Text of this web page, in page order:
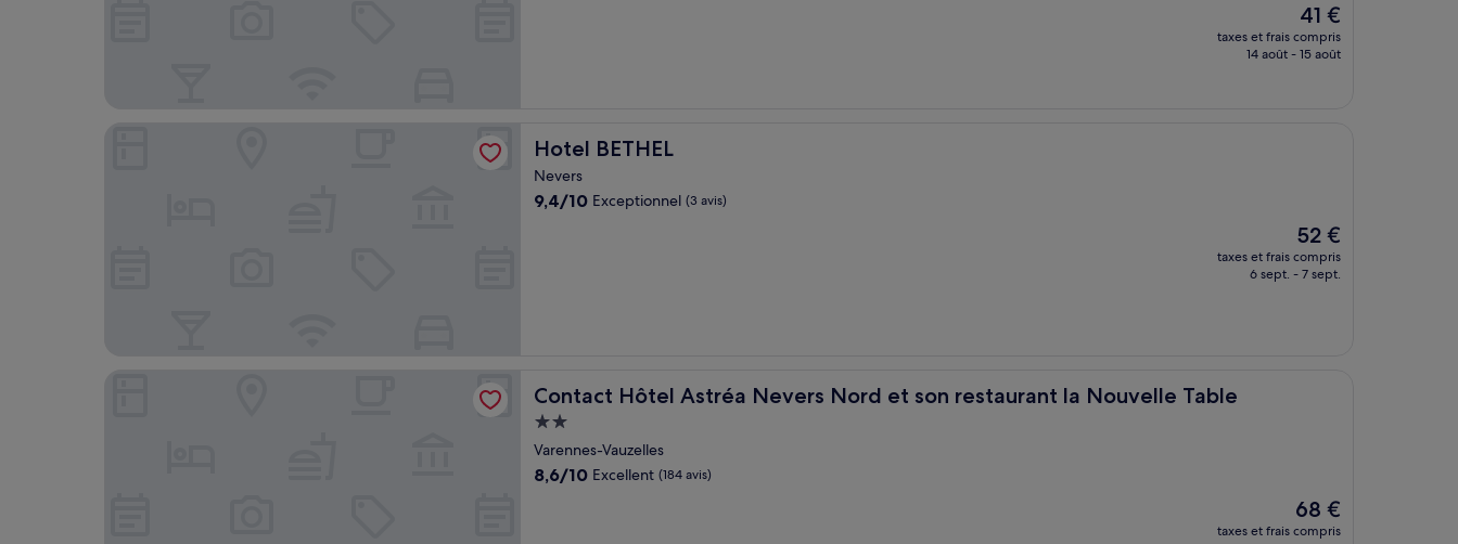
Le
nouveau
prix
41 €
taxes et frais compris
14 août - 15 août
Hotel BETHEL
Hotel BETHEL
Nevers
9.4
9,4/10 Exceptionnel (3 avis)
Le
nouveau
prix
52 €
taxes et frais compris
6 sept. - 7 sept.
Contact Hôtel Astréa Nevers Nord et son restaurant la Nouvelle Table
Contact Hôtel Astréa Nevers Nord et son restaurant la Nouvelle Table
Hébergement
2.0 étoiles
Varennes-Vauzelles
8.6
8,6/10 Excellent (184 avis)
Le
nouveau
68 €
taxes et frais compris
Contact Hôtel Astréa Nevers Nord et son restaurant la Nouvelle Table